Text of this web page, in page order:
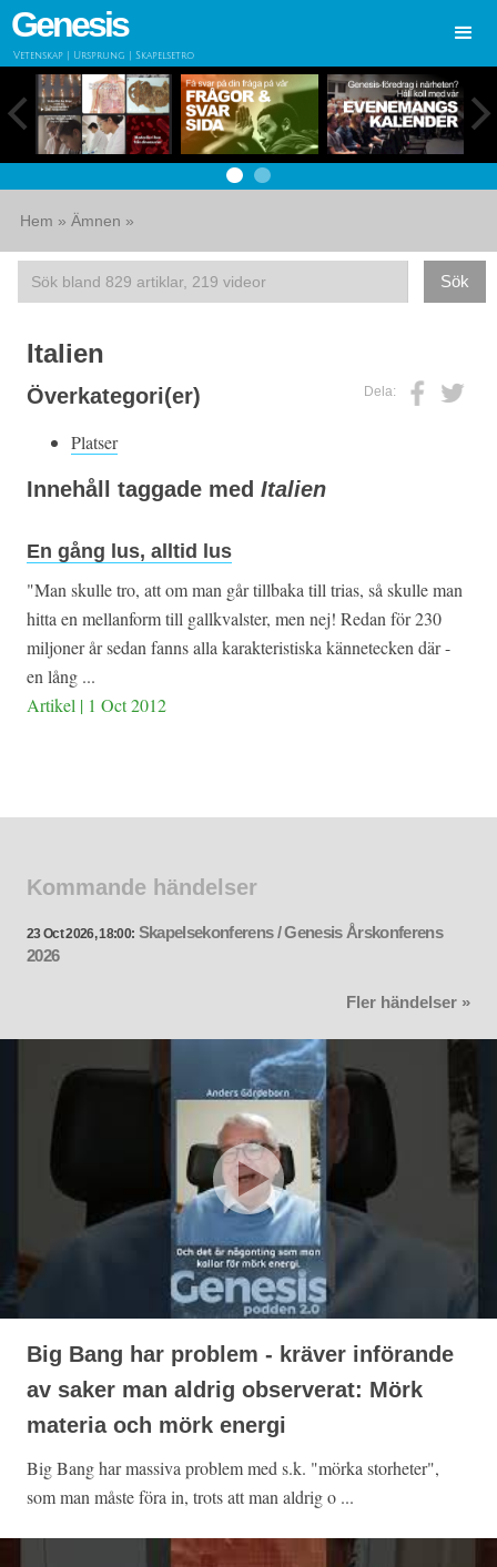
Genesis
Vetenskap | Ursprung | Skapelsetro
Hem » Ämnen »
Italien
Dela:
Överkategori(er)
Platser
Innehåll taggade med Italien
En gång lus, alltid lus
"Man skulle tro, att om man går tillbaka till trias, så skulle man
hitta en mellanform till gallkvalster, men nej! Redan för 230
miljoner år sedan fanns alla karakteristiska kännetecken där -
en lång ...
Artikel | 1 Oct 2012
Kommande händelser
23 Oct 2026, 18:00: Skapelsekonferens / Genesis Årskonferens
2026
Fler händelser »
Big Bang har problem - kräver införande
av saker man aldrig observerat: Mörk
materia och mörk energi
Big Bang har massiva problem med s.k. "mörka storheter",
som man måste föra in, trots att man aldrig o ...